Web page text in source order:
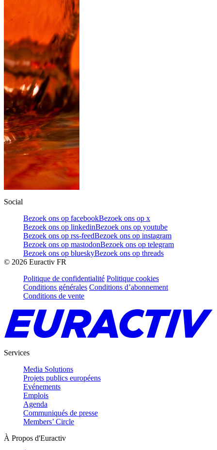
Social
Bezoek ons op facebookBezoek ons op x
Bezoek ons op linkedinBezoek ons op youtube
Bezoek ons op rss-feedBezoek ons op instagram
Bezoek ons op mastodonBezoek ons op telegram
Bezoek ons op blueskyBezoek ons op threads
© 2026 Euractiv FR
Politique de confidentialité Politique cookies
Conditions générales Conditions d’abonnement
Conditions de vente
Services
Media Solutions
Projets publics européens
Evénements
Emplois
Agenda
Communiqués de presse
Members’ Circle
À Propos d'Euractiv